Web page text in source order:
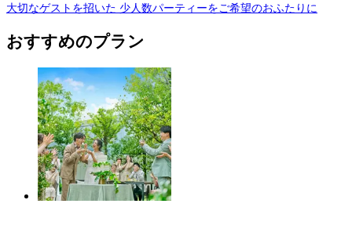
大切なゲストを招いた 少人数パーティーをご希望のおふたりに
おすすめのプラン